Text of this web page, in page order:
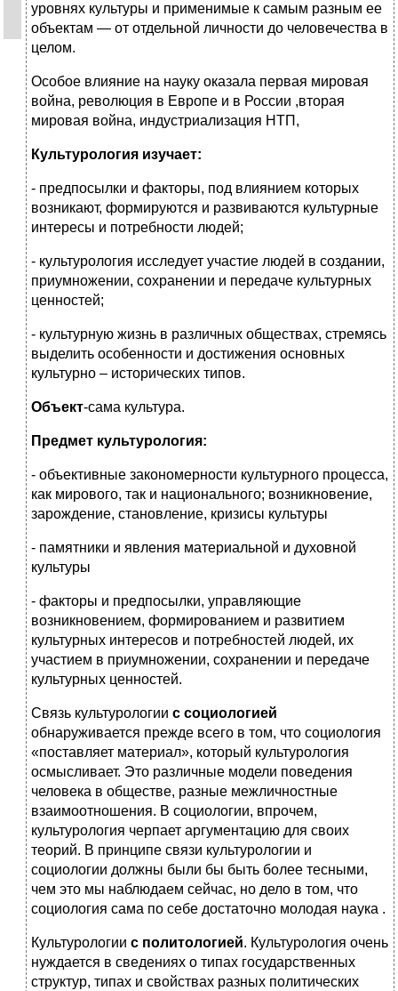
уровнях культуры и применимые к самым разным ее
объектам — от отдельной личности до чело­вечества в
целом.
Особое влияние на науку оказала первая мировая
война, революция в Европе и в России ,вторая
мировая война, индустриализация НТП,
Культурология изучает:
- предпосылки и факторы, под влиянием которых
возникают, формируются и развиваются культурные
интересы и потребности людей;
- культурология исследует участие людей в создании,
приумножении, сохранении и передаче культурных
ценностей;
- культурную жизнь в различных обществах, стремясь
выделить особенности и достижения основных
культурно – исторических типов.
Объект-сама культура.
Предмет культурология:
- объективные закономерности культурного процесса,
как мирового, так и национального; возникновение,
зарождение, становление, кризисы культуры
- памятники и явления материальной и духовной
культуры
- факторы и предпосылки, управляющие
возникновением, формированием и развитием
культурных интересов и потребностей людей, их
участием в приумножении, сохранении и передаче
культурных ценностей.
Связь культурологии с социологией
обнаруживается прежде всего в том, что социология
«поставляет материал», который куль­турология
осмысливает. Это различные модели поведения
челове­ка в обществе, разные межличностные
взаимоотношения. В социологии, впрочем,
культурология черпает аргументацию для своих
теорий. В принципе связи культурологии и
социологии должны были бы быть более тесными,
чем это мы наблюдаем сейчас, но дело в том, что
социология сама по себе достаточно молодая наука .
Культурологии с политологией. Культурология очень
нуждается в сведениях о типах государственных
структур, типах и свойствах разных политических